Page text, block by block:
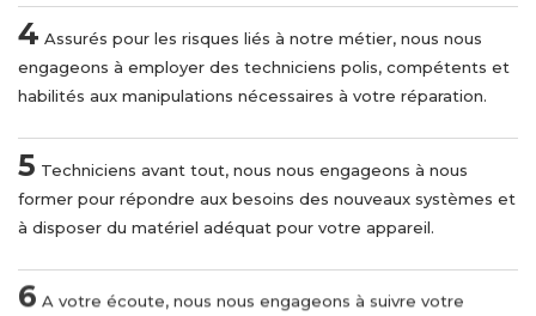
4 Assurés pour les risques liés à notre métier, nous nous
engageons à employer des techniciens polis, compétents et
habilités aux manipulations nécessaires à votre réparation.
5 Techniciens avant tout, nous nous engageons à nous
former pour répondre aux besoins des nouveaux systèmes et
à disposer du matériel adéquat pour votre appareil.
6 A votre écoute, nous nous engageons à suivre votre